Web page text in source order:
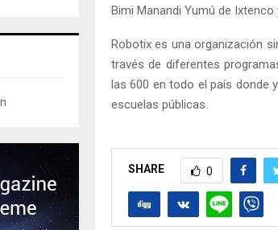
Bimi Manandi Yumú de
Robotix es una organización
través de diferentes
las 600 en todo el país donde
escuelas públicas.
SHARE 0